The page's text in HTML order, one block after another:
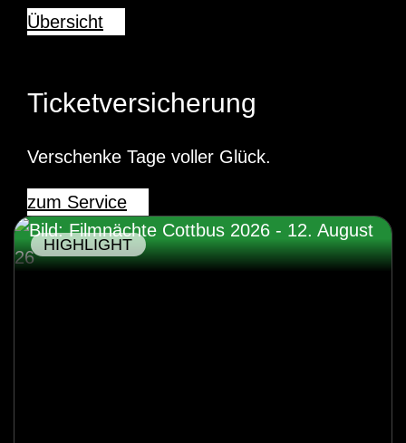
Übersicht
Ticketversicherung
Verschenke Tage voller Glück.
zum Service
HIGHLIGHT